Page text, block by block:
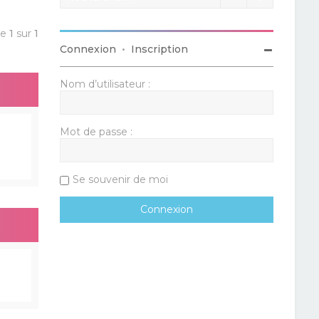
1 sur1
Connexion • Inscription
Nom d’utilisateur :
Mot de passe :
Se souvenir de moi